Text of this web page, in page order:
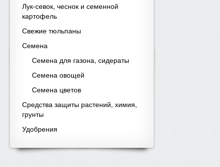
Лук-севок, чеснок и семенной
картофель
Свежие тюльпаны
Семена
Семена для газона, сидераты
Семена овощей
Семена цветов
Средства защиты растений, химия,
грунты
Удобрения